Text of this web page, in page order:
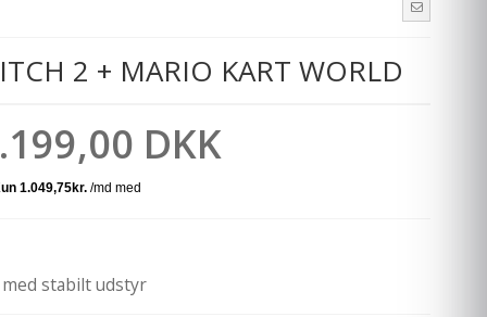
2 + MARIO KART WORLD
DKK
stabilt udstyr